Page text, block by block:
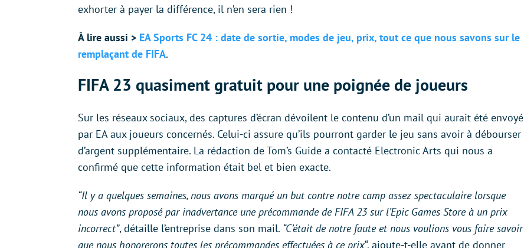
exhorter à payer la différence, il n’en sera rien !
À lire aussi > EA Sports FC 24 : date de sortie, modes de jeu, prix, tout ce que nous savons sur le
remplaçant de FIFA.
FIFA 23 quasiment gratuit pour une poignée de joueurs
Sur les réseaux sociaux, des captures d’écran dévoilent le contenu d’un mail qui aurait été envoyé
par EA aux joueurs concernés. Celui-ci assure qu’ils pourront garder le jeu sans avoir à débourser
d’argent supplémentaire. La rédaction de Tom’s Guide a contacté Electronic Arts qui nous a
confirmé que cette information était bel et bien exacte.
“Il y a quelques semaines, nous avons marqué un but contre notre camp assez spectaculaire lorsque
nous avons proposé par inadvertance une précommande de FIFA 23 sur l’Epic Games Store à un prix
incorrect”, détaille l’entreprise dans son mail. “C’était de notre faute et nous voulions vous faire savoir
que nous honorerons toutes les précommandes effectuées à ce prix“, ajoute-t-elle avant de donner